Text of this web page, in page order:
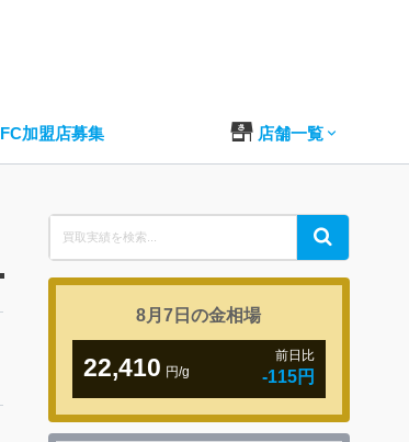
FC加盟店募集 店舗一覧
Search
for:
Search
8月7日の金相場
22,410 円/g
前日比
-115円